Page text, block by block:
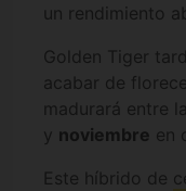
un rendimiento
Golden Tiger
acabar de
madurará entre
y noviembre en
Este híbrido de